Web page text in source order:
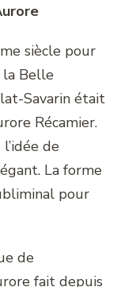
siècle pour
la Belle
Savarin était
Récamier.
de
La forme
pour
de
fait depuis